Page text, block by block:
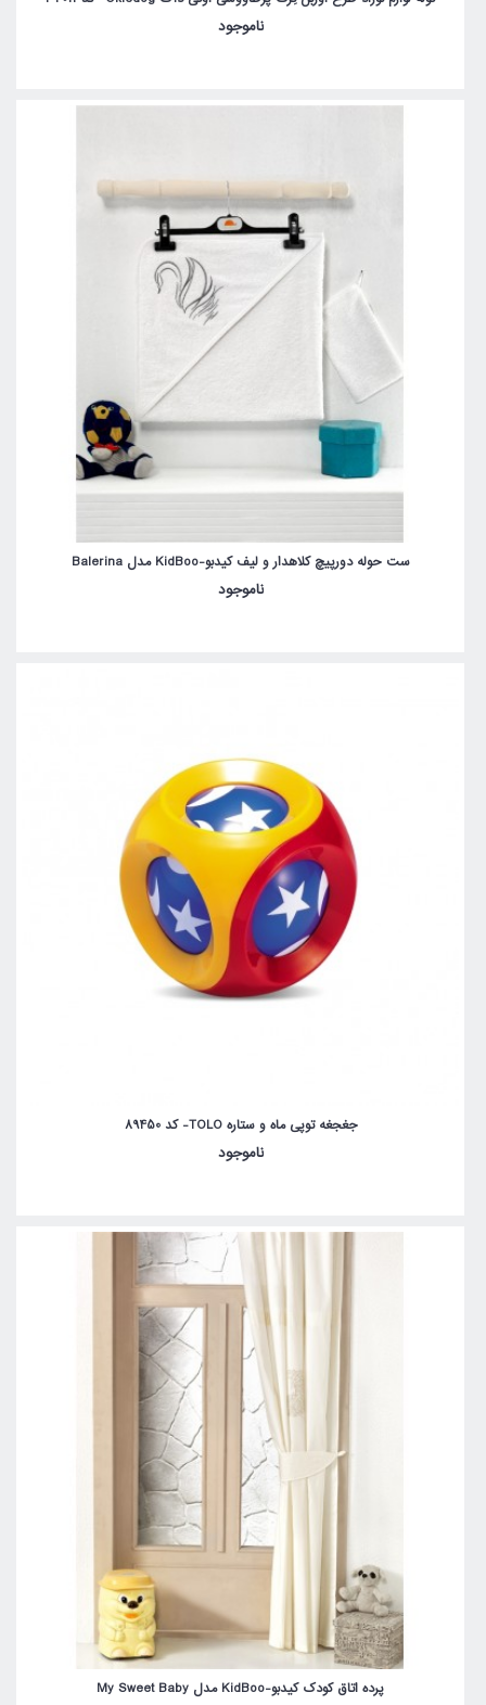
ناموجود
ست حوله دورپیچ کلاهدار و لیف کیدبو-KidBoo مدل Balerina
ناموجود
جغجغه توپی ماه و ستاره TOLO- کد 89450
ناموجود
پرده اتاق کودک کیدبو-KidBoo مدل My Sweet Baby